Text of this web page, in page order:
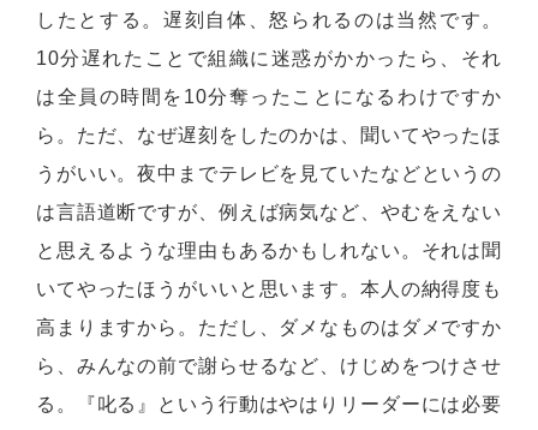
したとする。遅刻自体、怒られるのは当然です。
10分遅れたことで組織に迷惑がかかったら、それ
は全員の時間を10分奪ったことになるわけですか
ら。ただ、なぜ遅刻をしたのかは、聞いてやったほ
うがいい。夜中までテレビを見ていたなどというの
は言語道断ですが、例えば病気など、やむをえない
と思えるような理由もあるかもしれない。それは聞
いてやったほうがいいと思います。本人の納得度も
高まりますから。ただし、ダメなものはダメですか
ら、みんなの前で謝らせるなど、けじめをつけさせ
る。『叱る』という行動はやはりリーダーには必要